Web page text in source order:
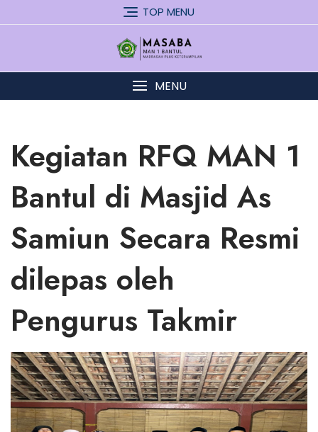
to
TOP MENU
MENU
Kegiatan RFQ MAN 1
Bantul di Masjid As
Samiun Secara Resmi
dilepas oleh
Pengurus Takmir